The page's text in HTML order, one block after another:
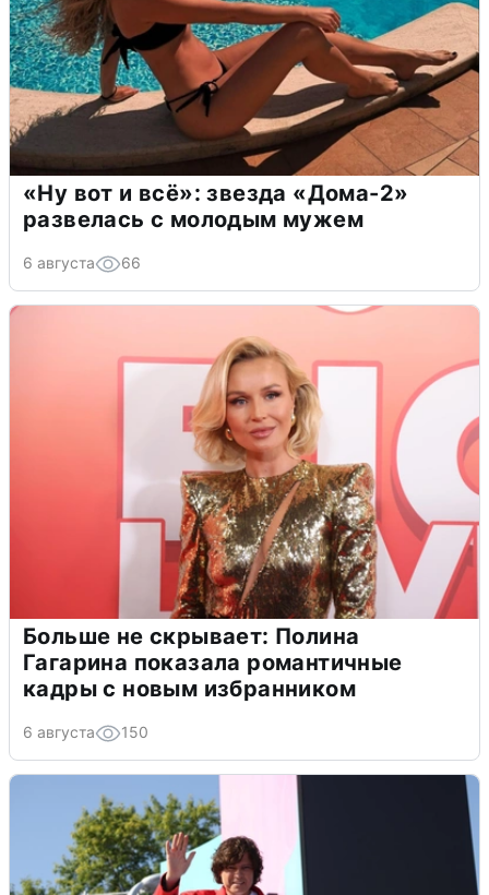
«Ну вот и всё»: звезда «Дома-2»
развелась с молодым мужем
6 августа 66
Больше не скрывает: Полина
Гагарина показала романтичные
кадры с новым избранником
6 августа 150